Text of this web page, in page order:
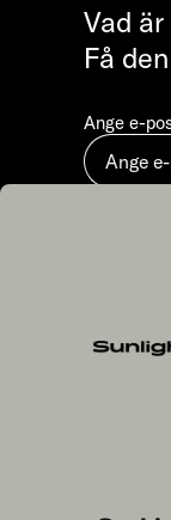
Vad
Få
Ange e-